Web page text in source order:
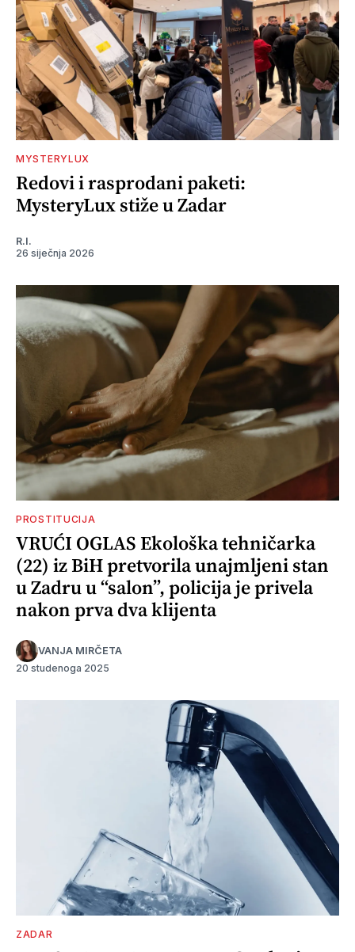
MYSTERYLUX
Redovi i rasprodani paketi:
MysteryLux stiže u Zadar
R.I.
26 siječnja 2026
PROSTITUCIJA
VRUĆI OGLAS Ekološka tehničarka
(22) iz BiH pretvorila unajmljeni stan
u Zadru u “salon”, policija je privela
nakon prva dva klijenta
VANJA MIRČETA
20 studenoga 2025
ZADAR